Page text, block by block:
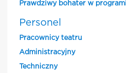
Prawdziwy bohater w
Personel
Pracownicy teatru
Administracyjny
Techniczny